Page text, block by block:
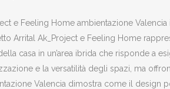
e Feeling Home ambientazione Valencia
Arrital Ak_Project e Feeling Home
casa in un’area ibrida che risponde a
e la versatilità degli spazi, ma
Valencia dimostra come il design